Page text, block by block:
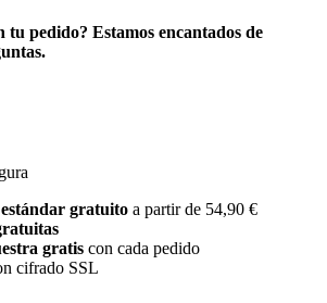
tu pedido? Estamos encantados de
gratuito a partir de 54,90 €
gratis con cada pedido
cifrado SSL